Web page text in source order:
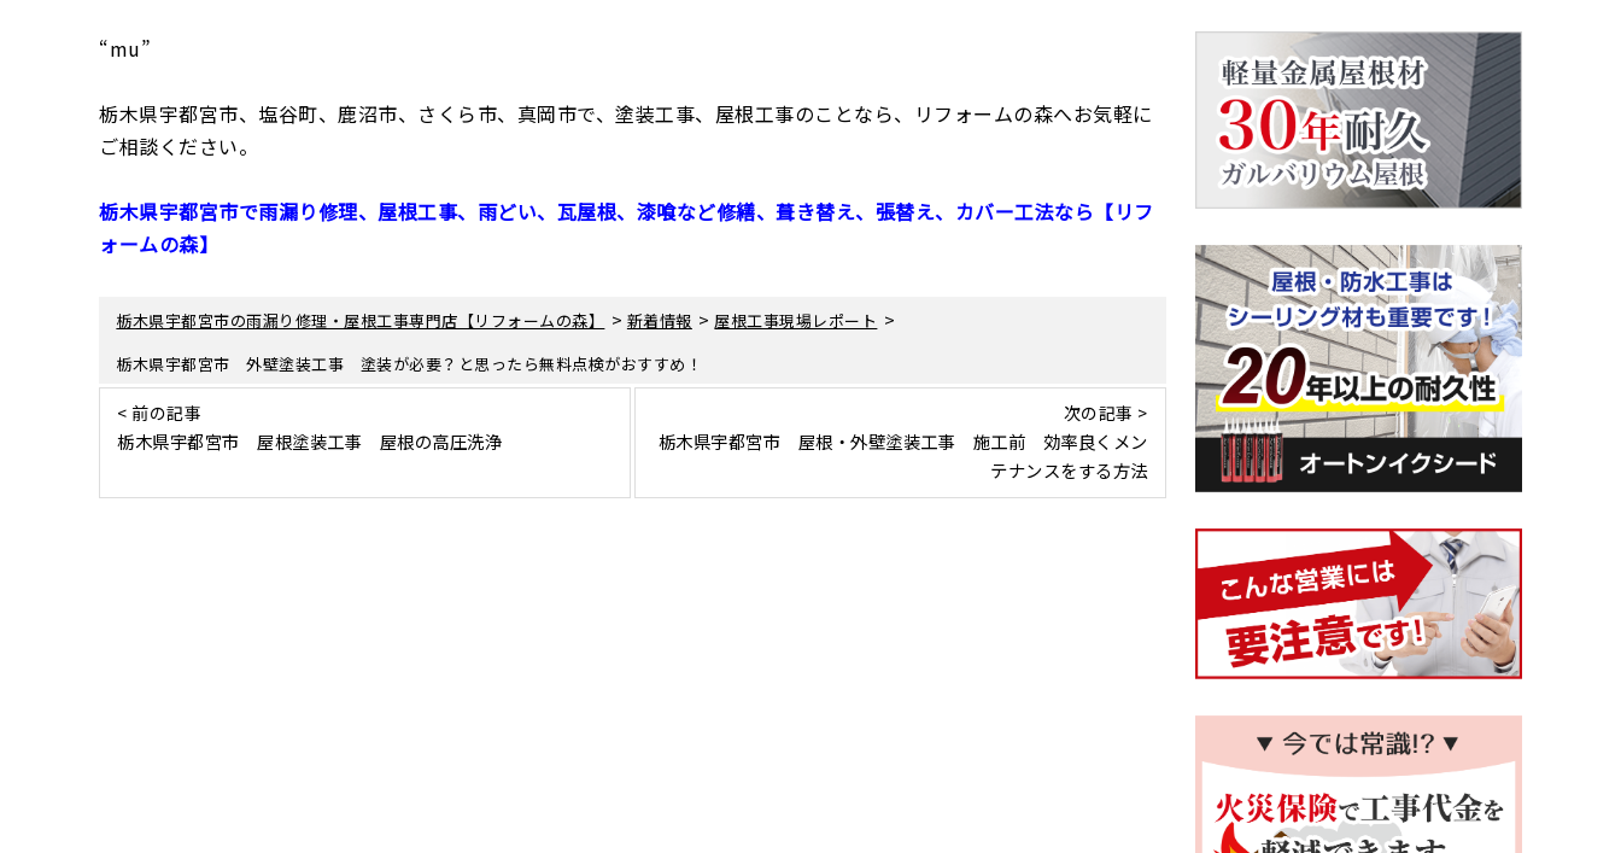
“mu”
栃木県宇都宮市、塩谷町、鹿沼市、さくら市、真岡市で、塗装工事、屋根工事のことなら、リフォームの森へお気軽に
ご相談ください。
栃木県宇都宮市で雨漏り修理、屋根工事、雨どい、瓦屋根、漆喰など修繕、葺き替え、張替え、カバー工法なら【リフ
ォームの森】
栃木県宇都宮市の雨漏り修理・屋根工事専門店【リフォームの森】 > 新着情報 > 屋根工事現場レポート >
栃木県宇都宮市 外壁塗装工事 塗装が必要？と思ったら無料点検がおすすめ！
< 前の記事
栃木県宇都宮市 屋根塗装工事 屋根の高圧洗浄
次の記事 >
栃木県宇都宮市 屋根・外壁塗装工事 施工前 効率良くメン
テナンスをする方法